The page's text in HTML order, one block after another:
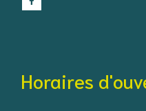
Horaires